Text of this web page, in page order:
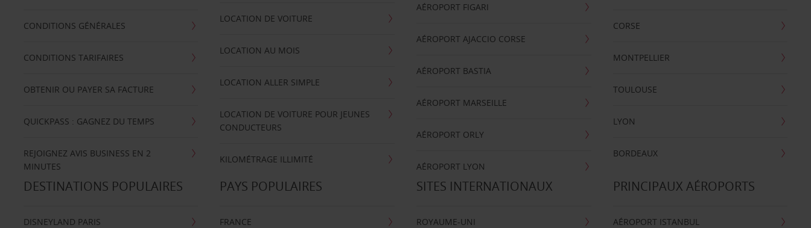
CONDITIONS GÉNÉRALES
CONDITIONS TARIFAIRES
OBTENIR OU PAYER SA FACTURE
QUICKPASS : GAGNEZ DU TEMPS
REJOIGNEZ AVIS BUSINESS EN 2
MINUTES
LOCATION DE VOITURE
LOCATION AU MOIS
LOCATION ALLER SIMPLE
LOCATION DE VOITURE POUR JEUNES
CONDUCTEURS
KILOMÉTRAGE ILLIMITÉ
AÉROPORT FIGARI
AÉROPORT AJACCIO CORSE
AÉROPORT BASTIA
AÉROPORT MARSEILLE
AÉROPORT ORLY
AÉROPORT LYON
CORSE
MONTPELLIER
TOULOUSE
LYON
BORDEAUX
DESTINATIONS POPULAIRES
DISNEYLAND PARIS
PAYS POPULAIRES
FRANCE
SITES INTERNATIONAUX
ROYAUME-UNI
PRINCIPAUX AÉROPORTS
AÉROPORT ISTANBUL